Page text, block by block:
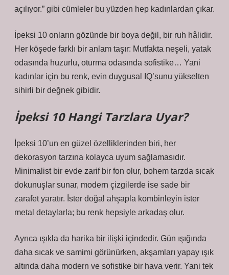
açılıyor.” gibi cümleler bu yüzden hep kadınlardan çıkar.
İpeksi 10 onların gözünde bir boya değil, bir ruh hâlidir.
Her köşede farklı bir anlam taşır: Mutfakta neşeli, yatak
odasında huzurlu, oturma odasında sofistike… Yani
kadınlar için bu renk, evin duygusal IQ’sunu yükselten
sihirli bir değnek gibidir.
İpeksi 10 Hangi Tarzlara Uyar?
İpeksi 10’un en güzel özelliklerinden biri, her
dekorasyon tarzına kolayca uyum sağlamasıdır.
Minimalist bir evde zarif bir fon olur, bohem tarzda sıcak
dokunuşlar sunar, modern çizgilerde ise sade bir
zarafet yaratır. İster doğal ahşapla kombinleyin ister
metal detaylarla; bu renk hepsiyle arkadaş olur.
Ayrıca ışıkla da harika bir ilişki içindedir. Gün ışığında
daha sıcak ve samimi görünürken, akşamları yapay ışık
altında daha modern ve sofistike bir hava verir. Yani tek